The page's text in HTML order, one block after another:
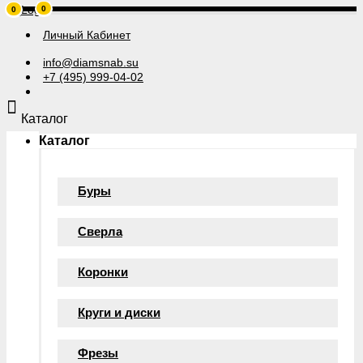
Личный Кабинет
info@diamsnab.su
+7 (495) 999-04-02
0
Каталог
Каталог
Буры
Сверла
Коронки
Круги и диски
Фрезы
0